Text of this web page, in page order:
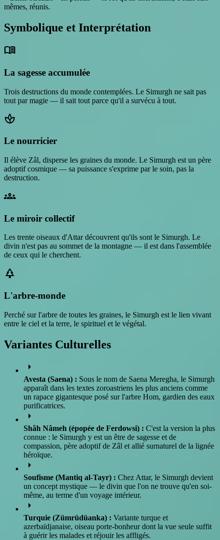
mêmes, réunis.
Symbolique et Interprétation
menu_book
La sagesse accumulée
Trois destructions du monde contemplées. Le Simurgh ne sait pas
tout par magie — il sait tout parce qu'il a survécu à tout.
spa
Le nourricier
Il élève Zâl, disperse les graines du monde. Le Simurgh est un père
adoptif cosmique — sa puissance s'exprime par le soin, pas la
destruction.
groups
Le miroir collectif
Les trente oiseaux d'Attar découvrent qu'ils sont le Simurgh. Le
divin n'est pas au sommet de la montagne — il est dans l'assemblée
de ceux qui le cherchent.
park
L'arbre-monde
Perché sur l'arbre de toutes les graines, le Simurgh est le lien vivant
entre le ciel et la terre, le spirituel et le végétal.
Variantes Culturelles
arrow_right
Avesta (Saena) : Sous le nom de Saena Meregha, le Simurgh
apparaît dans les textes zoroastriens les plus anciens comme
un rapace gigantesque posé sur l'arbre Hom, gardien des eaux
purificatrices.
arrow_right
Shâh Nâmeh (épopée de Ferdowsi) : C'est la version la plus
connue : le Simurgh y est un être de sagesse et de
compassion, père adoptif de Zâl et allié surnaturel de la lignée
héroïque.
arrow_right
Soufisme (Mantiq al-Tayr) : Chez Attar, le Simurgh devient
un concept mystique — le divin que l'on ne trouve qu'en soi-
même, au terme d'un voyage intérieur.
arrow_right
Turquie (Zümrüdüanka) : Variante turque et
azerbaïdjanaise, oiseau porte-bonheur dont la vue seule suffit
à guérir les malades et réjouir les affligés.